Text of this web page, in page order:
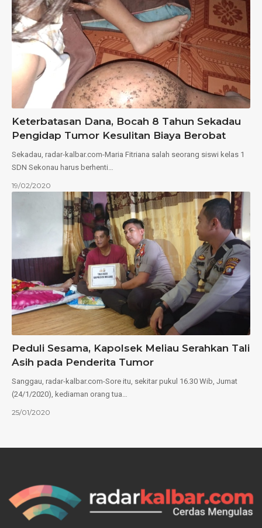
Keterbatasan Dana, Bocah 8 Tahun Sekadau
Pengidap Tumor Kesulitan Biaya Berobat
Sekadau, radar-kalbar.com-Maria Fitriana salah seorang siswi kelas 1
SDN Sekonau harus berhenti…
19/02/2020
Peduli Sesama, Kapolsek Meliau Serahkan Tali
Asih pada Penderita Tumor
Sanggau, radar-kalbar.com-Sore itu, sekitar pukul 16.30 Wib, Jumat
(24/1/2020), kediaman orang tua…
25/01/2020